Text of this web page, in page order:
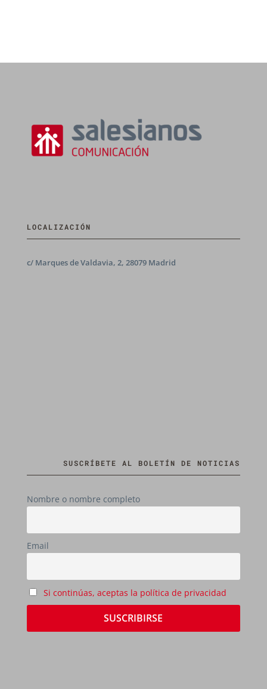
LOCALIZACIÓN
c/ Marques de Valdavia, 2, 28079 Madrid
SUSCRÍBETE AL BOLETÍN DE NOTICIAS
Nombre o nombre completo
Email
Si continúas, aceptas la política de privacidad